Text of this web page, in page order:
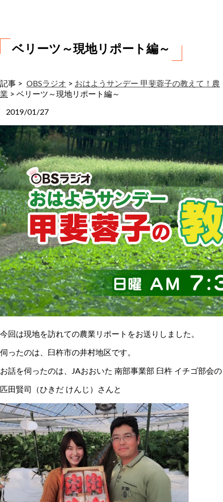
ベリーツ～現地リポート編～
記事 > OBSラジオ > おはようサンデー 甲斐蓉子の教えて！農
業 > ベリーツ～現地リポート編～
2019/01/27
今回は現地を訪れての農業リポートをお送りしました。
伺ったのは、臼杵市の井村地区です。
お話を伺ったのは、JAおおいた 南部事業部 臼杵 イチゴ部会の
匹田賢司（ひきだ けんじ）さんと